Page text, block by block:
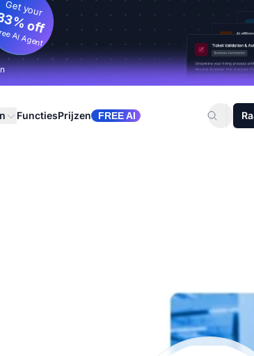
Get your
off
AI Agent
FunctiesPrijzen FREE AI